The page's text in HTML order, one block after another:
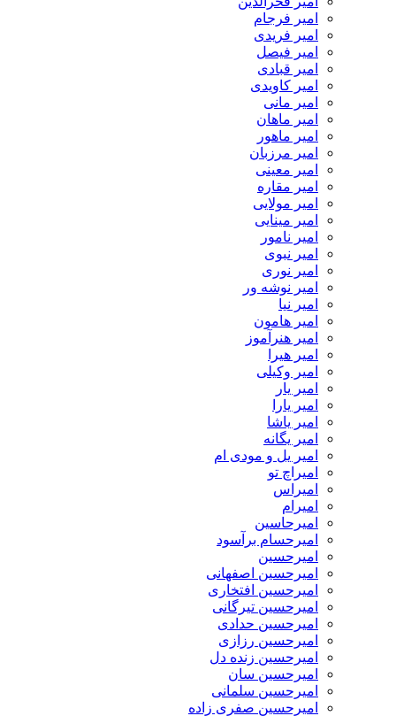
امیر فرجام
امیر فریدی
امیر فیصل
امیر قبادی
امیر کاویدی
امیر مانی
امیر ماهان
امیر ماهور
امیر مرزبان
امیر معینی
امیر مقاره
امیر مولایی
امیر مینایی
امیر نامور
امیر نبوی
امیر نوری
امیر نوشه ور
امیر نیا
امیر هامون
امیر هنرآموز
امیر هیرا
امیر وکیلی
امیر یار
امیر یارا
امیر یاشا
امیر یگانه
امیر یل و مودی ام
امیراچ تو
امیراس
امیرام
امیرحاسین
امیرحسام برآسود
امیرحسین
امیرحسین اصفهانی
امیرحسین افتخاری
امیرحسین تیرگانی
امیرحسین حدادی
امیرحسین رزازی
امیرحسین زنده دل
امیرحسین سان
امیرحسین سلمانی
امیرحسین صفری زاده